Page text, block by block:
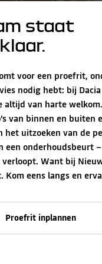
staat
voor een proefrit,
nodig hebt: bij
altijd van harte welkom.
van binnen en buiten
het uitzoeken van de
een onderhoudsbeurt
verloopt. Want bij
Kom eens langs en
Proefrit inplannen